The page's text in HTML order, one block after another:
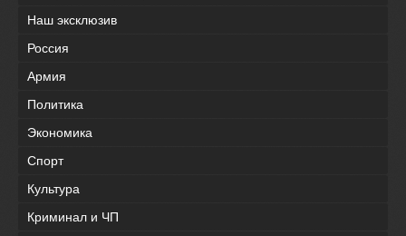
Наш эксклюзив
Россия
Армия
Политика
Экономика
Спорт
Культура
Криминал и ЧП